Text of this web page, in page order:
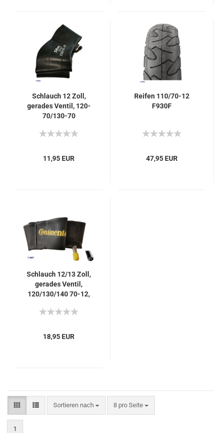
Schlauch 12 Zoll,
gerades Ventil, 120-
70/130-70
11,95 EUR
Reifen 110/70-12
F930F
47,95 EUR
Schlauch 12/13 Zoll,
gerades Ventil,
120/130/140 70-12,
18,95 EUR
Sortieren nach
Sortieren nach 8 pro Seite
pro Seite
1